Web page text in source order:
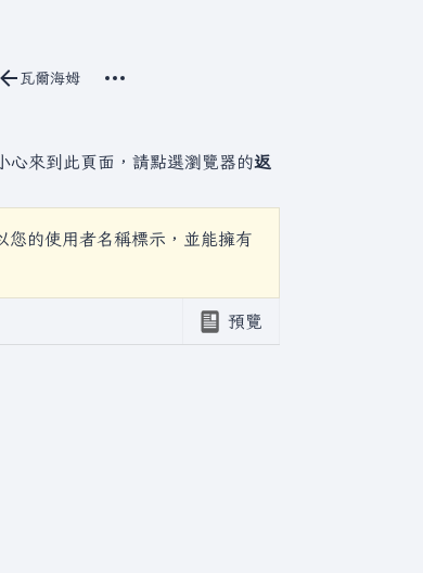
associated-pages
瓦爾海姆
討論
心來到此頁面，請點選瀏覽器的返
您的使用者名稱標示，並能擁有
預覽